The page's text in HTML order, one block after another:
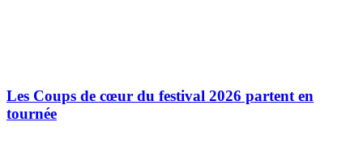
Les Coups de cœur du festival 2026 partent en
tournée